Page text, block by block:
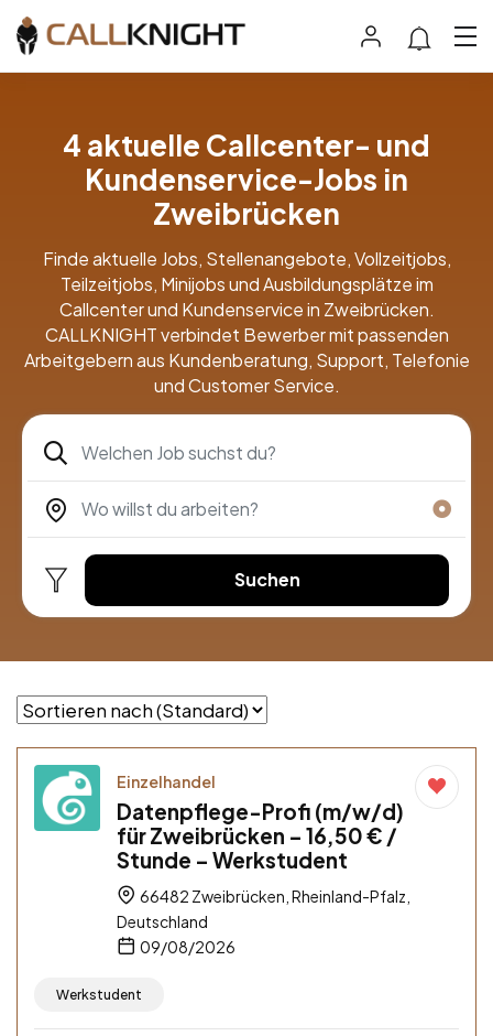
4 aktuelle Callcenter- und
Kundenservice-Jobs in
Zweibrücken
Finde aktuelle Jobs, Stellenangebote, Vollzeitjobs,
Teilzeitjobs, Minijobs und Ausbildungsplätze im
Callcenter und Kundenservice in Zweibrücken.
CALLKNIGHT verbindet Bewerber mit passenden
Arbeitgebern aus Kundenberatung, Support, Telefonie
und Customer Service.
Suchen
Einzelhandel
Datenpflege-Profi (m/w/d)
für Zweibrücken – 16,50 € /
Stunde – Werkstudent
66482 Zweibrücken, Rheinland-Pfalz,
Deutschland
09/08/2026
Werkstudent